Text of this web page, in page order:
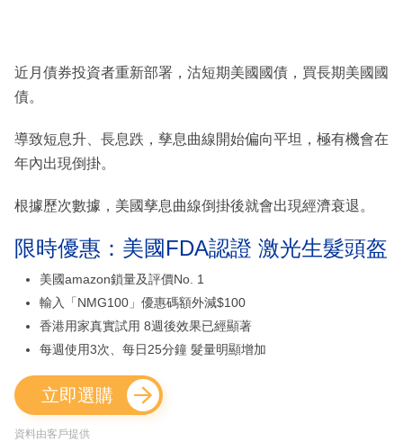
近月債券投資者重新部署，沽短期美國國債，買長期美國國
債。
導致短息升、長息跌，孳息曲線開始偏向平坦，極有機會在
年內出現倒掛。
根據歷次數據，美國孳息曲線倒掛後就會出現經濟衰退。
限時優惠：美國FDA認證 激光生髮頭盔
美國amazon鎖量及評價No. 1
輸入「NMG100」優惠碼額外減$100
香港用家真實試用 8週後效果已經顯著
每週使用3次、每日25分鐘 髮量明顯增加
立即選購
資料由客戶提供